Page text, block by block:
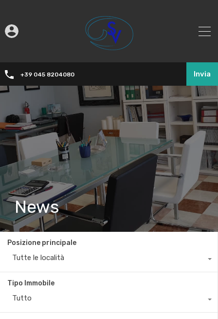
+39 045 8204080 Invia
News
Posizione principale
Tutte le località
Tipo Immobile
Tutto